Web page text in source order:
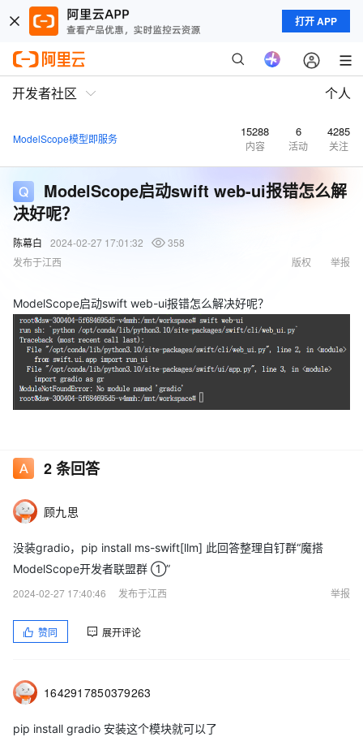
打开 APP
开发者社区 个人
ModelScope模型即服务 15288
内容
6
活动
4285
关注
ModelScope启动swift web-ui报错怎么解
决好呢？
陈幕白 2024-02-27 17:01:32
358
发布于江西
举报
版权
ModelScope启动swift web-ui报错怎么解决好呢？
2条回答
顾九思
没装gradio，pip install ms-swift[llm] 此回答整理自钉群“魔搭
ModelScope开发者联盟群 ①”
2024-02-27 17:40:46
发布于江西 举报
赞同 展开评论
1642917850379263
pip install gradio 安装这个模块就可以了